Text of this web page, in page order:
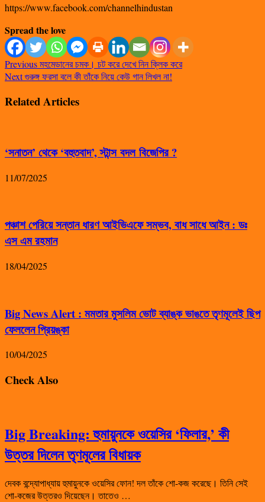
https://www.facebook.com/channelhindustan
Spread the love
Previousমহমেডানের চমক। চট করে দেখে নিন ক্লিক করে
Nextগুরুঙ্গ ফরসা বলে কী তাঁকে নিয়ে কেউ গান লিখল না!
Related Articles
‘সনাতন’ থেকে ‘বহুতবাদ’, স্টান্স বদল বিজেপির ?
11/07/2025
পঞ্চাশ পেরিয়ে সন্তান ধারণ আইভিএফে সম্ভব, বাধ সাধে আইন : ডঃ
এস এম রহমান
18/04/2025
Big News Alert : মমতার মুসলিম ভোট ব্যাঙ্ক ভাঙতে তৃণমূলেই ছিপ
ফেললেন প্রিয়ঙ্কা
10/04/2025
Check Also
Big Breaking: হুমায়ুনকে ওয়েসির ‘ফিলার,’ কী
উত্তর দিলেন তৃণমূলের বিধায়ক
দেবক বন্দ্যোপাধ্যায় হুমায়ুনকে ওয়েসির ফোন! দল তাঁকে শো-কজ করেছে। তিনি সেই
শো-কজের উত্তরও দিয়েছেন। তাতেও …